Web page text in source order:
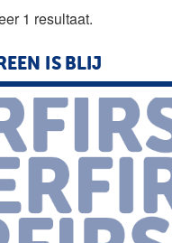
1 resultaat.
IS BLIJ